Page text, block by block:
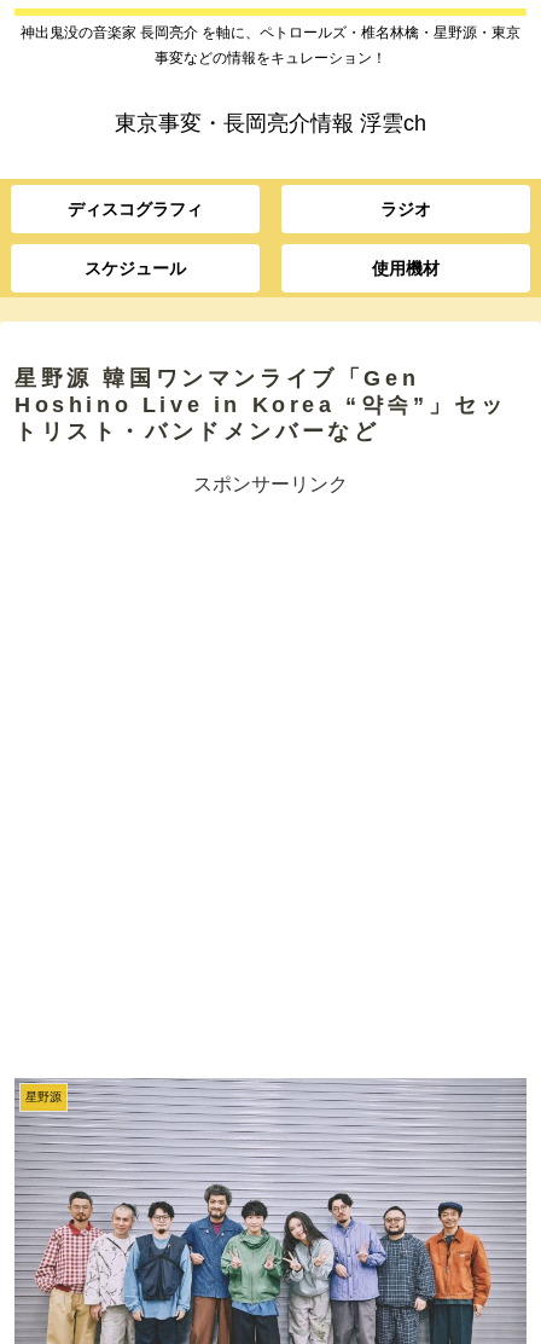
神出鬼没の音楽家 長岡亮介 を軸に、ペトロールズ・椎名林檎・星野源・東京
事変などの情報をキュレーション！
東京事変・長岡亮介情報 浮雲ch
ディスコグラフィ ラジオ
スケジュール 使用機材
星野源 韓国ワンマンライブ「Gen
Hoshino Live in Korea “약속”」セッ
トリスト・バンドメンバーなど
スポンサーリンク
星野源